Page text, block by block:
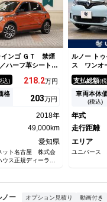
インゴ ＧＴ 禁煙
ハーフ革シート／
トロール／シート
ルミ／ＥＴＣ／ク
ナー／アルミペダ
ｔｏｏｔｈオーデ
１２Ｖ電源／
込) 218.2万円
格
203万円
2018年
49,000km
愛知県
ット名古屋 株式会
ス正規ディーラー
ルノー ト
ス ワンオ
ＣＡＲＰＬ
ラ ハーフ
シートヒ
ト オート
リー ＥＴ
支払総額(
車両本体
(税込)
年式
走行距離
エリア
ユニバース
ノー オプション見積り 動画付き